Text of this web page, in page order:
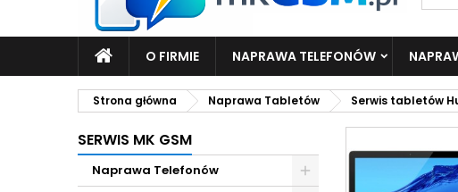
O FIRMIE NAPRAWA TELEFONÓW
Strona główna Naprawa Tabletów Serwis tabletów
SERWIS MK GSM
Naprawa Telefonów